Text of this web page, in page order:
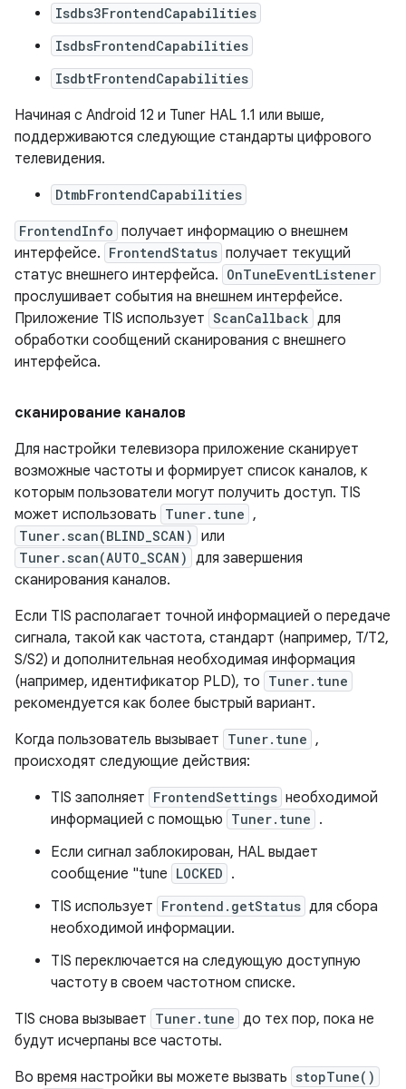
Isdbs3FrontendCapabilities
IsdbsFrontendCapabilities
IsdbtFrontendCapabilities
Начиная с Android 12 и Tuner HAL 1.1 или выше,
поддерживаются следующие стандарты цифрового
телевидения.
DtmbFrontendCapabilities
FrontendInfo получает информацию о внешнем
интерфейсе. FrontendStatus получает текущий
статус внешнего интерфейса. OnTuneEventListener
прослушивает события на внешнем интерфейсе.
Приложение TIS использует ScanCallback для
обработки сообщений сканирования с внешнего
интерфейса.
сканирование каналов
Для настройки телевизора приложение сканирует
возможные частоты и формирует список каналов, к
которым пользователи могут получить доступ. TIS
может использовать Tuner.tune ,
Tuner.scan(BLIND_SCAN) или
Tuner.scan(AUTO_SCAN) для завершения
сканирования каналов.
Если TIS располагает точной информацией о передаче
сигнала, такой как частота, стандарт (например, T/T2,
S/S2) и дополнительная необходимая информация
(например, идентификатор PLD), то Tuner.tune
рекомендуется как более быстрый вариант.
Когда пользователь вызывает Tuner.tune ,
происходят следующие действия:
TIS заполняет FrontendSettings необходимой
информацией с помощью Tuner.tune .
Если сигнал заблокирован, HAL выдает
сообщение "tune LOCKED .
TIS использует Frontend.getStatus для сбора
необходимой информации.
TIS переключается на следующую доступную
частоту в своем частотном списке.
TIS снова вызывает Tuner.tune до тех пор, пока не
будут исчерпаны все частоты.
Во время настройки вы можете вызвать stopTune()